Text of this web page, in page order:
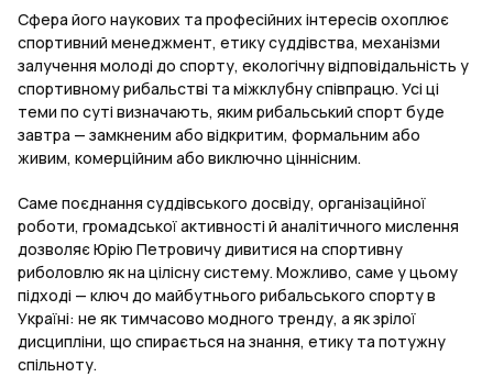
Сфера його наукових та професійних інтересів охоплює
спортивний менеджмент, етику суддівства, механізми
залучення молоді до спорту, екологічну відповідальність у
спортивному рибальстві та міжклубну співпрацю. Усі ці
теми по суті визначають, яким рибальський спорт буде
завтра — замкненим або відкритим, формальним або
живим, комерційним або виключно ціннісним.
Саме поєднання суддівського досвіду, організаційної
роботи, громадської активності й аналітичного мислення
дозволяє Юрію Петровичу дивитися на спортивну
риболовлю як на цілісну систему. Можливо, саме у цьому
підході — ключ до майбутнього рибальського спорту в
Україні: не як тимчасово модного тренду, а як зрілої
дисципліни, що спирається на знання, етику та потужну
спільноту.